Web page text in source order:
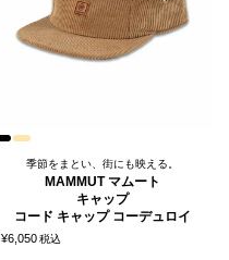
季節をまとい、街にも映える。
MAMMUT マムート
キャップ
コード キャップ コーデュロイ
¥6,050税込